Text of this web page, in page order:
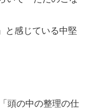
と感じている中堅
頭の中の整理の仕